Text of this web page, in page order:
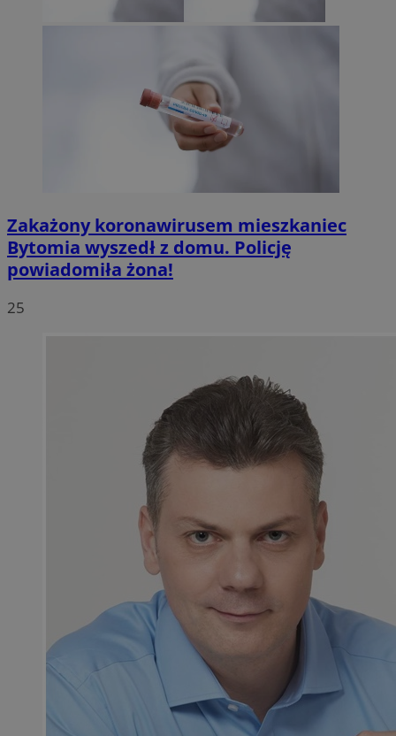
Zakażony koronawirusem mieszkaniec
Bytomia wyszedł z domu. Policję
powiadomiła żona!
25